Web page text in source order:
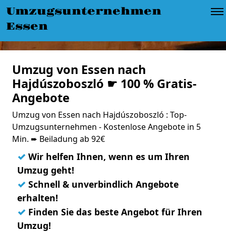
Umzugsunternehmen
Essen
Umzug von Essen nach
Hajdúszoboszló ☛ 100 % Gratis-
Angebote
Umzug von Essen nach Hajdúszoboszló : Top-
Umzugsunternehmen - Kostenlose Angebote in 5
Min. ➨ Beiladung ab 92€
✓ Wir helfen Ihnen, wenn es um Ihren
Umzug geht!
✓ Schnell & unverbindlich Angebote
erhalten!
✓ Finden Sie das beste Angebot für Ihren
Umzug!